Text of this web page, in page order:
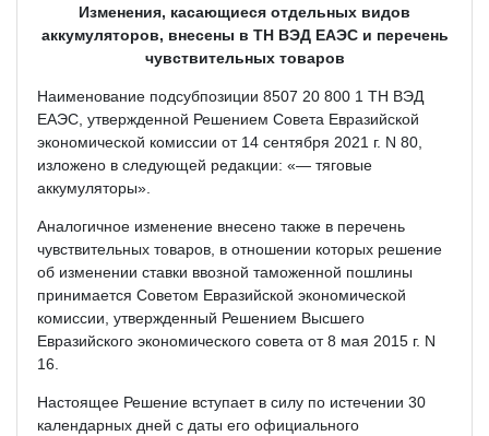
Изменения, касающиеся отдельных видов
аккумуляторов, внесены в ТН ВЭД ЕАЭС и перечень
чувствительных товаров
Наименование подсубпозиции 8507 20 800 1 ТН ВЭД
ЕАЭС, утвержденной Решением Совета Евразийской
экономической комиссии от 14 сентября 2021 г. N 80,
изложено в следующей редакции: «— тяговые
аккумуляторы».
Аналогичное изменение внесено также в перечень
чувствительных товаров, в отношении которых решение
об изменении ставки ввозной таможенной пошлины
принимается Советом Евразийской экономической
комиссии, утвержденный Решением Высшего
Евразийского экономического совета от 8 мая 2015 г. N
16.
Настоящее Решение вступает в силу по истечении 30
календарных дней с даты его официального